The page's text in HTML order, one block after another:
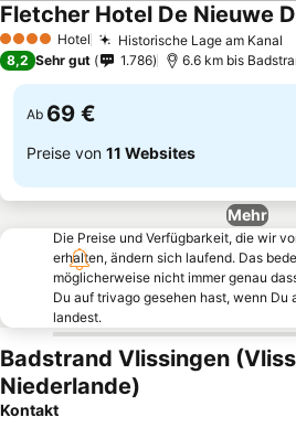
4 Sterne Hotel Historische Lage am Kanal
8,2 Sehr gut 1.786 6.6 km bis
Ab 69 €
Preise von 11 Websites
Mehr
Die Preise und Verfügbarkeit, die wir
erhalten, ändern sich laufend. Das
möglicherweise nicht immer genau
Du auf trivago gesehen hast, wenn Du
landest.
Badstrand Vlissingen
Niederlande)
Kontakt